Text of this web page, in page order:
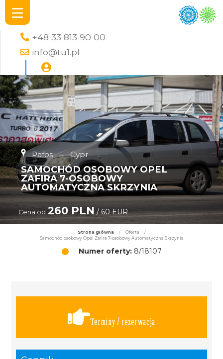
+48 33 813 90 00
info@tu1.pl
Pafos → Cypr
SAMOCHÓD OSOBOWY OPEL
ZAFIRA 7-OSOBOWY
AUTOMATYCZNA SKRZYNIA
Cena od 260 PLN/ 60 EUR
Strona główna / Oferta
/
Samochód osobowy Opel Zafira 7-osobowy Automatyczna Skrzynia
Numer oferty:8/18107
Terminy / rezerwacja